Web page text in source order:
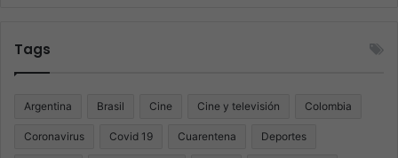
Tags
Argentina Brasil Cine Cine y televisión Colombia
Coronavirus Covid 19 Cuarentena Deportes